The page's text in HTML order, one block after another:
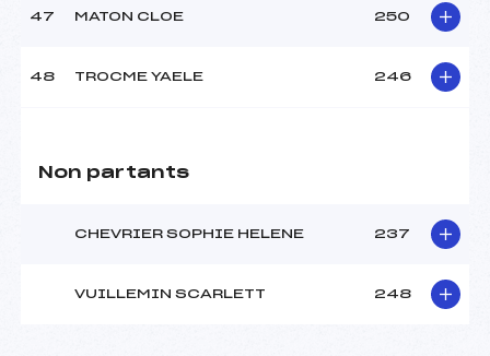
47 MATON CLOE 250
48 TROCME YAELE 246
Non partants
CHEVRIER SOPHIE HELENE 237
VUILLEMIN SCARLETT 248